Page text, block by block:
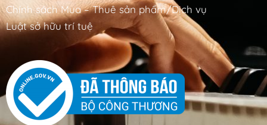
Chính sách Mua – Thuê sản phẩm/Dịch vụ
Luật sở hữu trí tuệ